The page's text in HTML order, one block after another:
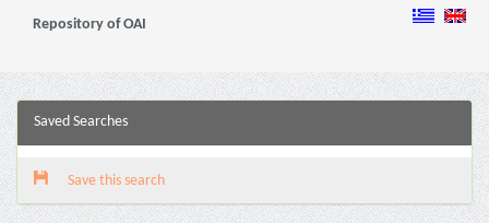
Repository of OAI
Saved Searches
Save this search